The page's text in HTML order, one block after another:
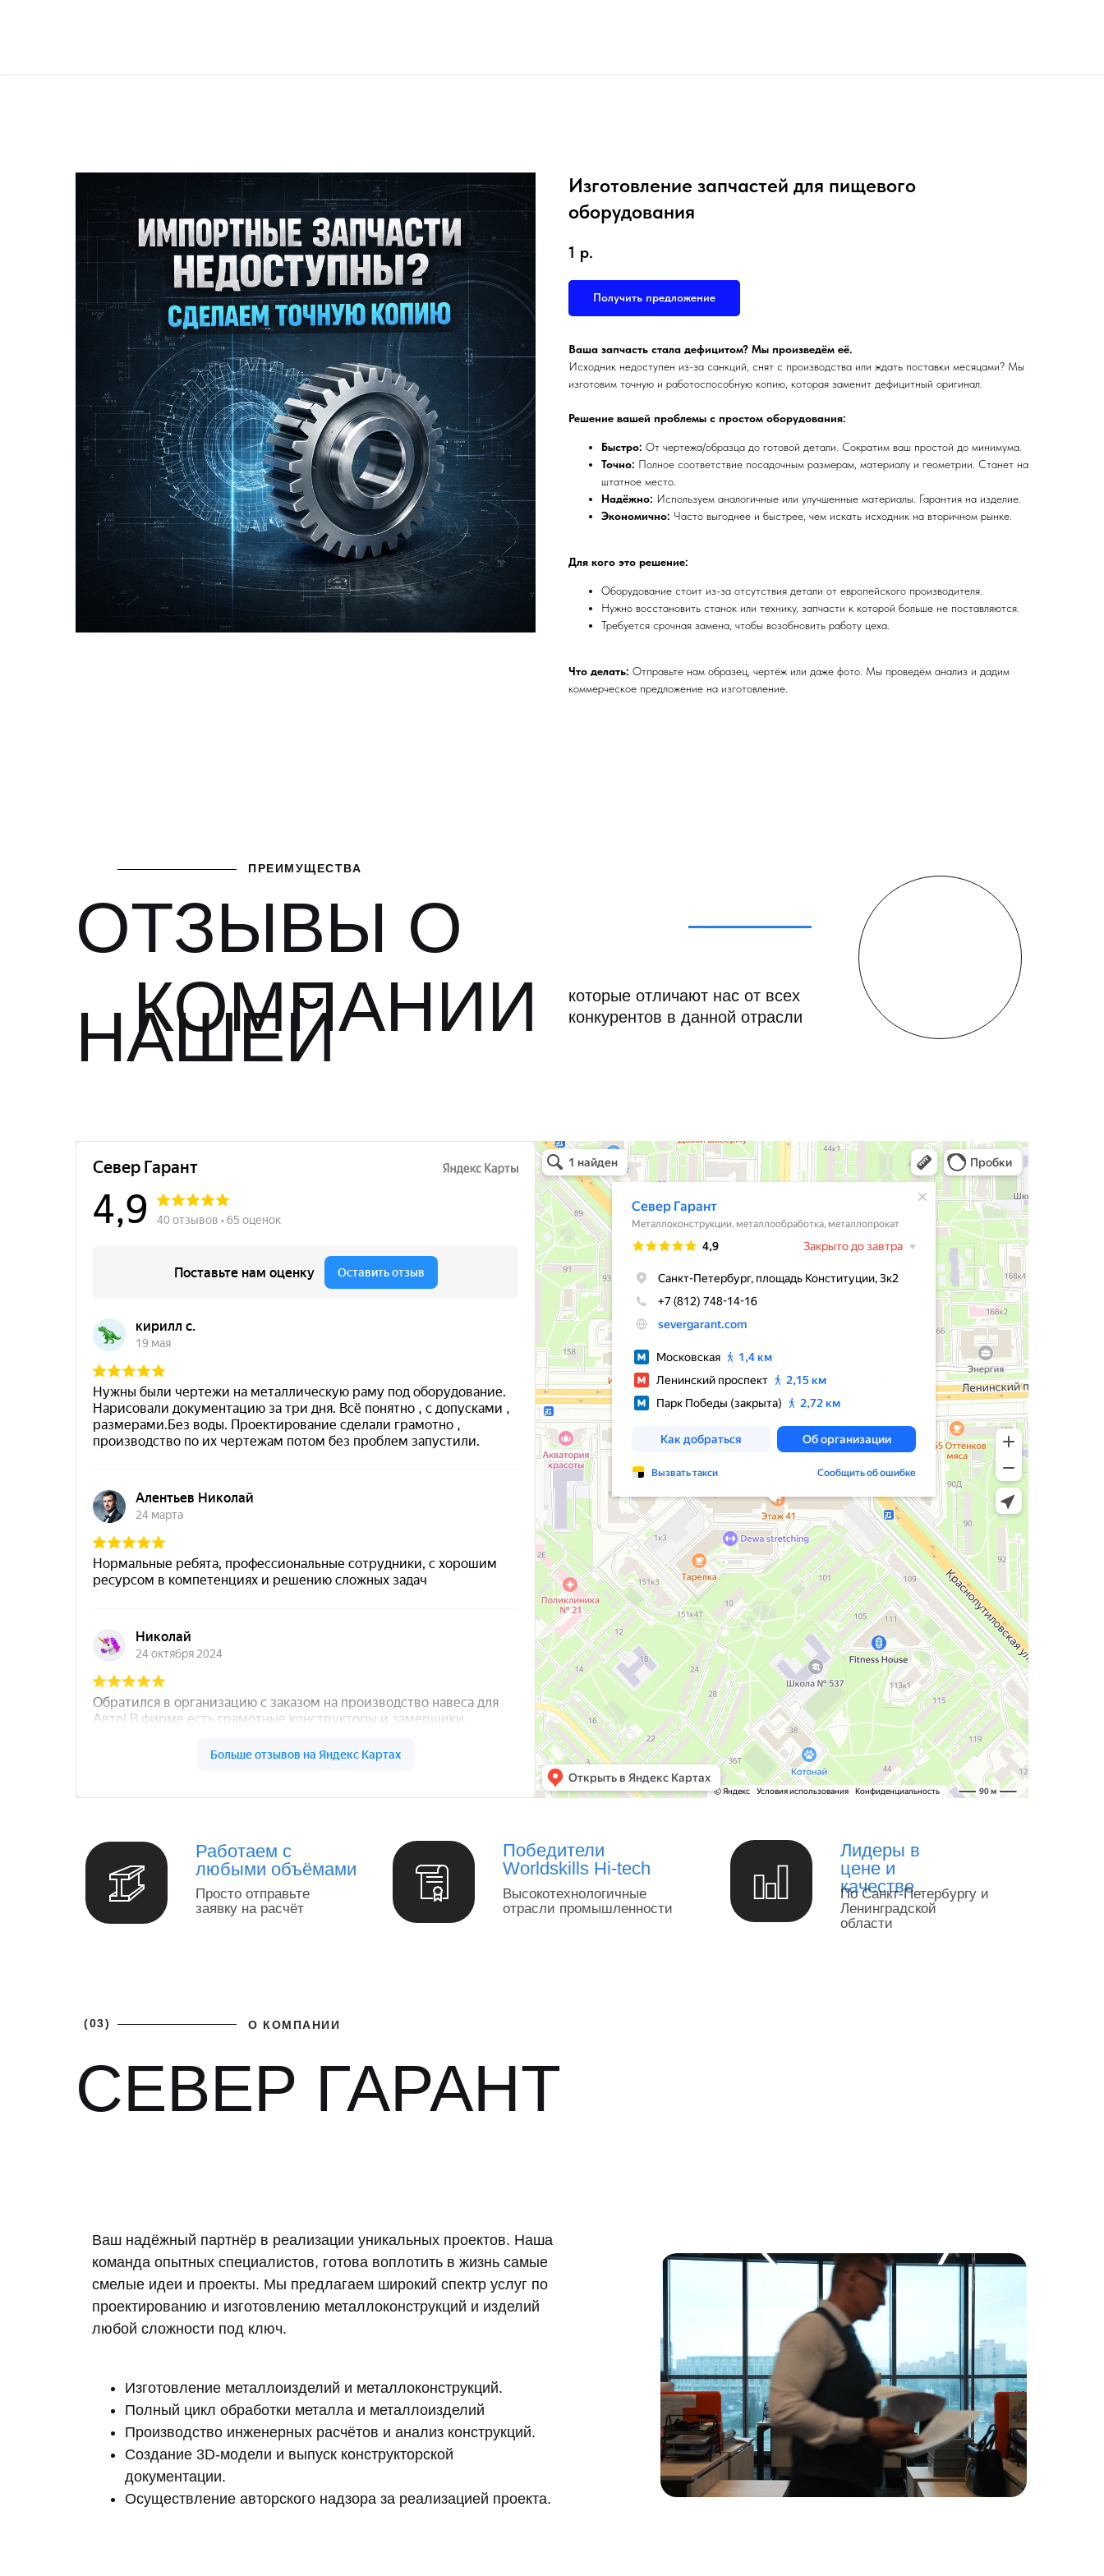
Изготовление запчастей для пищевого
оборудования
1 р.
Получить предложение
Ваша запчасть стала дефицитом? Мы произведём её.
Исходник недоступен из-за санкций, снят с производства или ждать поставки месяцами? Мы
изготовим точную и работоспособную копию, которая заменит дефицитный оригинал.
Решение вашей проблемы с простом оборудования:
Быстро: От чертежа/образца до готовой детали. Сократим ваш простой до минимума.
Точно: Полное соответствие посадочным размерам, материалу и геометрии. Станет на
штатное место.
Надёжно: Используем аналогичные или улучшенные материалы. Гарантия на изделие.
Экономично: Часто выгоднее и быстрее, чем искать исходник на вторичном рынке.
Для кого это решение:
Оборудование стоит из-за отсутствия детали от европейского производителя.
Нужно восстановить станок или технику, запчасти к которой больше не поставляются.
Требуется срочная замена, чтобы возобновить работу цеха.
Что делать: Отправьте нам образец, чертёж или даже фото. Мы проведём анализ и дадим
коммерческое предложение на изготовление.
ОТЗЫВЫ О
НАШЕЙ
КОМПАНИИ
ПРЕИМУЩЕСТВА
которые отличают нас от всех
конкурентов в данной отрасли
Север Гарант Групп
Металлоконструкции в Санкт‑Петербурге
Металлообработка в Санкт‑Петербурге
Работаем с
любыми объёмами
Просто отправьте
заявку на расчёт
Лидеры в
цене и
качестве
По Санкт-Петербургу и
Ленинградской
области
Победители
Worldskills Hi-tech
Высокотехнологичные
отрасли промышленности
СЕВЕР ГАРАНТ
(03) О КОМПАНИИ
Ваш надёжный партнёр в реализации уникальных проектов. Наша
команда опытных специалистов, готова воплотить в жизнь самые
смелые идеи и проекты. Мы предлагаем широкий спектр услуг по
проектированию и изготовлению металлоконструкций и изделий
любой сложности под ключ.
Изготовление металлоизделий и металлоконструкций.
Полный цикл обработки металла и металлоизделий
Производство инженерных расчётов и анализ конструкций.
Создание 3D-модели и выпуск конструкторской
документации.
Осуществление авторского надзора за реализацией проекта.